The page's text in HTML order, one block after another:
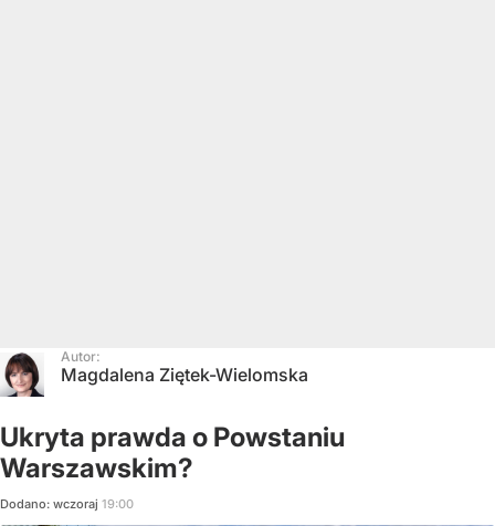
Autor:
Magdalena Ziętek-Wielomska
Ukryta prawda o Powstaniu
Warszawskim?
Dodano: wczoraj 19:00